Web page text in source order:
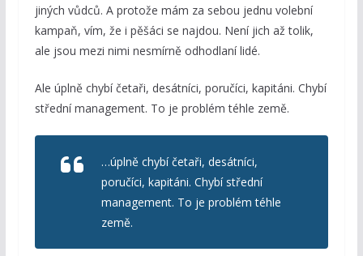
jiných vůdců. A protože mám za sebou jednu volební
kampaň, vím, že i pěšáci se najdou. Není jich až tolik,
ale jsou mezi nimi nesmírně odhodlaní lidé.
Ale úplně chybí četaři, desátníci, poručíci, kapitáni. Chybí
střední management. To je problém téhle země.
…úplně chybí četaři, desátníci,
poručíci, kapitáni. Chybí střední
management. To je problém téhle
země.